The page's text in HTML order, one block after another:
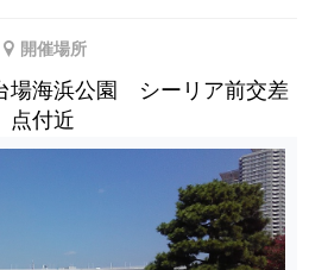
開催場所
海浜公園 シーリア前交差
点付近